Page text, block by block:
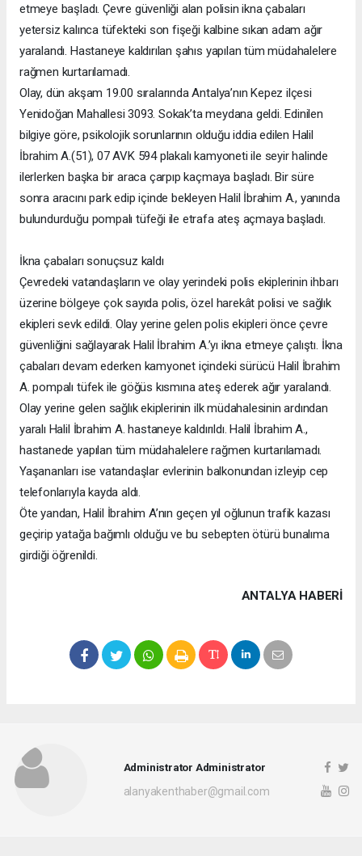
etmeye başladı. Çevre güvenliği alan polisin ikna çabaları
yetersiz kalınca tüfekteki son fişeği kalbine sıkan adam ağır
yaralandı. Hastaneye kaldırılan şahıs yapılan tüm müdahalelere
rağmen kurtarılamadı.
Olay, dün akşam 19.00 sıralarında Antalya’nın Kepez ilçesi
Yenidoğan Mahallesi 3093. Sokak’ta meydana geldi. Edinilen
bilgiye göre, psikolojik sorunlarının olduğu iddia edilen Halil
İbrahim A.(51), 07 AVK 594 plakalı kamyoneti ile seyir halinde
ilerlerken başka bir araca çarpıp kaçmaya başladı. Bir süre
sonra aracını park edip içinde bekleyen Halil İbrahim A., yanında
bulundurduğu pompalı tüfeği ile etrafa ateş açmaya başladı.
İkna çabaları sonuçsuz kaldı
Çevredeki vatandaşların ve olay yerindeki polis ekiplerinin ihbarı
üzerine bölgeye çok sayıda polis, özel harekât polisi ve sağlık
ekipleri sevk edildi. Olay yerine gelen polis ekipleri önce çevre
güvenliğini sağlayarak Halil İbrahim A.’yı ikna etmeye çalıştı. İkna
çabaları devam ederken kamyonet içindeki sürücü Halil İbrahim
A. pompalı tüfek ile göğüs kısmına ateş ederek ağır yaralandı.
Olay yerine gelen sağlık ekiplerinin ilk müdahalesinin ardından
yaralı Halil İbrahim A. hastaneye kaldırıldı. Halil İbrahim A.,
hastanede yapılan tüm müdahalelere rağmen kurtarılamadı.
Yaşananları ise vatandaşlar evlerinin balkonundan izleyip cep
telefonlarıyla kayda aldı.
Öte yandan, Halil İbrahim A’nın geçen yıl oğlunun trafik kazası
geçirip yatağa bağımlı olduğu ve bu sebepten ötürü bunalıma
girdiği öğrenildi.
ANTALYA HABERİ
Administrator Administrator
alanyakenthaber@gmail.com